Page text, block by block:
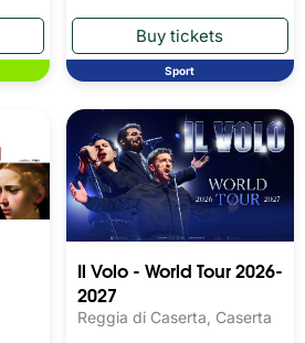
Sport
Il Volo - World Tour 2026-
2027
Reggia di Caserta, Caserta